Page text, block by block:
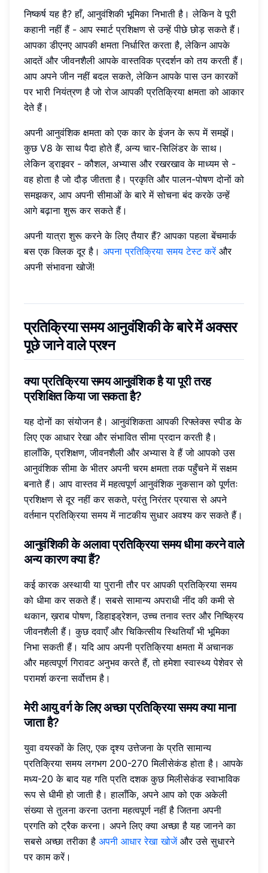
निष्कर्ष यह है? हाँ, आनुवंशिकी भूमिका निभाती है। लेकिन वे पूरी
कहानी नहीं हैं - आप स्मार्ट प्रशिक्षण से उन्हें पीछे छोड़ सकते हैं।
आपका डीएनए आपकी क्षमता निर्धारित करता है, लेकिन आपके
आदतें और जीवनशैली आपके वास्तविक प्रदर्शन को तय करती हैं।
आप अपने जीन नहीं बदल सकते, लेकिन आपके पास उन कारकों
पर भारी नियंत्रण है जो रोज आपकी प्रतिक्रिया क्षमता को आकार
देते हैं।
अपनी आनुवंशिक क्षमता को एक कार के इंजन के रूप में समझें।
कुछ V8 के साथ पैदा होते हैं, अन्य चार-सिलिंडर के साथ।
लेकिन ड्राइवर - कौशल, अभ्यास और रखरखाव के माध्यम से -
वह होता है जो दौड़ जीतता है। प्रकृति और पालन-पोषण दोनों को
समझकर, आप अपनी सीमाओं के बारे में सोचना बंद करके उन्हें
आगे बढ़ाना शुरू कर सकते हैं।
अपनी यात्रा शुरू करने के लिए तैयार हैं? आपका पहला बेंचमार्क
बस एक क्लिक दूर है। अपना प्रतिक्रिया समय टेस्ट करेंऔर
अपनी संभावना खोजें!
प्रतिक्रिया समय आनुवंशिकी के बारे में अक्सर
पूछे जाने वाले प्रश्न
क्या प्रतिक्रिया समय आनुवंशिक है या पूरी तरह
प्रशिक्षित किया जा सकता है?
यह दोनों का संयोजन है। आनुवंशिकता आपकी रिफ्लेक्स स्पीड के
लिए एक आधार रेखा और संभावित सीमा प्रदान करती है।
हालाँकि, प्रशिक्षण, जीवनशैली और अभ्यास वे हैं जो आपको उस
आनुवंशिक सीमा के भीतर अपनी चरम क्षमता तक पहुँचने में सक्षम
बनाते हैं। आप वास्तव में महत्वपूर्ण आनुवंशिक नुकसान को पूर्णतः
प्रशिक्षण से दूर नहीं कर सकते, परंतु निरंतर प्रयास से अपने
वर्तमान प्रतिक्रिया समय में नाटकीय सुधार अवश्य कर सकते हैं।
आनुवंशिकी के अलावा प्रतिक्रिया समय धीमा करने वाले
अन्य कारण क्या हैं?
कई कारक अस्थायी या पुरानी तौर पर आपकी प्रतिक्रिया समय
को धीमा कर सकते हैं। सबसे सामान्य अपराधी नींद की कमी से
थकान, ख़राब पोषण, डिहाइड्रेशन, उच्च तनाव स्तर और निष्क्रिय
जीवनशैली हैं। कुछ दवाएँ और चिकित्सीय स्थितियाँ भी भूमिका
निभा सकती हैं। यदि आप अपनी प्रतिक्रिया क्षमता में अचानक
और महत्वपूर्ण गिरावट अनुभव करते हैं, तो हमेशा स्वास्थ्य पेशेवर से
परामर्श करना सर्वोत्तम है।
मेरी आयु वर्ग के लिए अच्छा प्रतिक्रिया समय क्या माना
जाता है?
युवा वयस्कों के लिए, एक दृश्य उत्तेजना के प्रति सामान्य
प्रतिक्रिया समय लगभग 200-270 मिलीसेकंड होता है। आपके
मध्य-20 के बाद यह गति प्रति दशक कुछ मिलीसेकंड स्वाभाविक
रूप से धीमी हो जाती है। हालाँकि, अपने आप को एक अकेली
संख्या से तुलना करना उतना महत्वपूर्ण नहीं है जितना अपनी
प्रगति को ट्रैक करना। अपने लिए क्या अच्छा है यह जानने का
सबसे अच्छा तरीका है अपनी आधार रेखा खोजेंऔर उसे सुधारने
पर काम करें।